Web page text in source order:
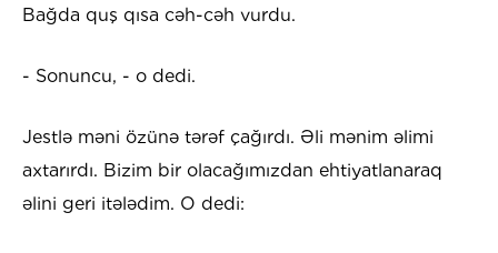
Bağda quş qısa cəh-cəh vurdu.
- Sonuncu, - o dedi.
Jestlə məni özünə tərəf çağırdı. Əli mənim əlimi
axtarırdı. Bizim bir olacağımızdan ehtiyatlanaraq
əlini geri itələdim. O dedi: